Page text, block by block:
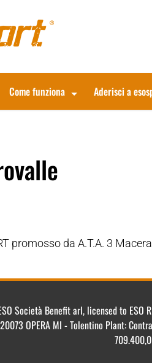
Come funziona Aderisci a
promosso da A.T.A. 3
Società Benefit arl, licensed to ESO
OPERA MI - Tolentino Plant: